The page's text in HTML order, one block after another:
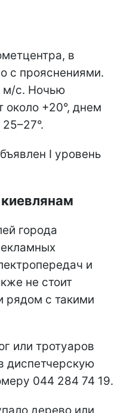
в
с прояснениями.
м/с. Ночью
около +20°, днем
I уровень
города
и
не стоит
рядом с такими
или тротуаров
диспетчерскую
044 284 74 19.
дерево или